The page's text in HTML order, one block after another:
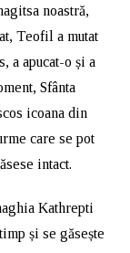
noastră,
Teofil a mutat
a apucat-o și a
Sfânta
icoana din
care se pot
intact.
Kathrepti
și se găsește